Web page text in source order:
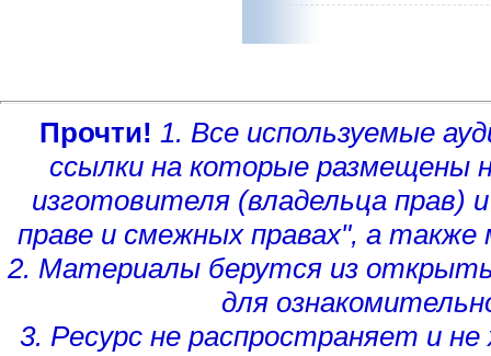
Прочти! 1. Все используемые
ссылки на которые размещены
изготовителя (владельца прав)
праве и смежных правах", а
2. Материалы берутся из
для
3. Ресурс не распространяет и